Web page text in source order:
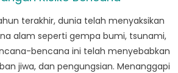
ketahui
ini
terakhir, dunia telah menyaksikan
alam seperti gempa bumi, tsunami,
bencana ini telah menyebabkan
jiwa, dan pengungsian. Menanggapi